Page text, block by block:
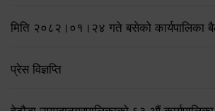
मिति २०८२।०१।२४ गते बसेको कार्यपालिका
प्रेस विज्ञप्ति